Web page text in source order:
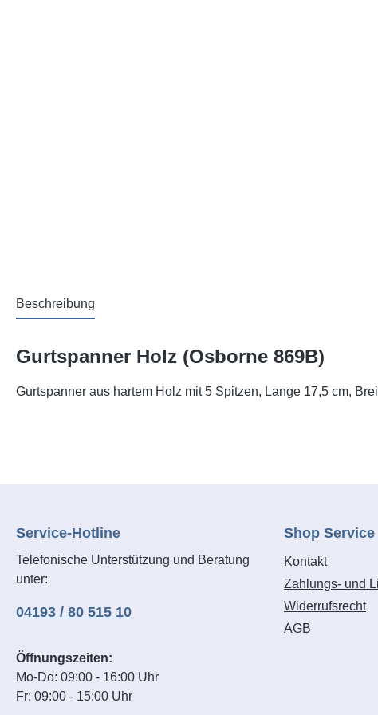
Beschreibung
Gurtspanner Holz (Osborne 869B)
Gurtspanner aus hartem Holz mit 5 Spitzen, Lange 17,5 cm,
Service-Hotline
Telefonische Unterstützung und Beratung
unter:
04193 / 80 515 10
Öffnungszeiten:
Mo-Do: 09:00 - 16:00 Uhr
Fr: 09:00 - 15:00 Uhr
Shop Service
Kontakt
Zahlungs- und
Widerrufsrecht
AGB